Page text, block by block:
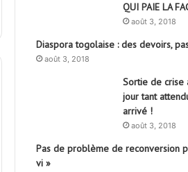
QUI PAIE LA
août 3, 2018
Diaspora togolaise : des devoirs,
août 3, 2018
Sortie de crise
jour tant
arrivé !
août 3, 2018
Pas de problème de reconversion
vi »